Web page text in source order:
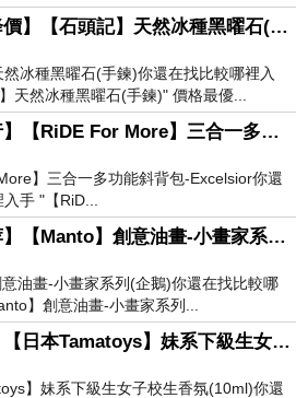
【本週新降價】【石頭記】天然冰種黑曜石(手鍊)
然冰種黑曜石(手鍊)你還在找比較哪裡入
天然冰種黑曜石(手鍊)" 價格最優...
【暢銷排行】【RiDE For More】三合一多功能斜背包-Excelsior
】三合一多功能斜背包-Excelsior你還
手 "【RiD...
【大力推荐】【Manto】創意油畫-小畫家系列(企鵝)
意油畫-小畫家系列(企鵝)你還在找比較哪
】創意油畫-小畫家系列...
【嗨購節】【日本Tamatoys】妹系下級生女子校生香氛(10ml)
】妹系下級生女子校生香氛(10ml)你還